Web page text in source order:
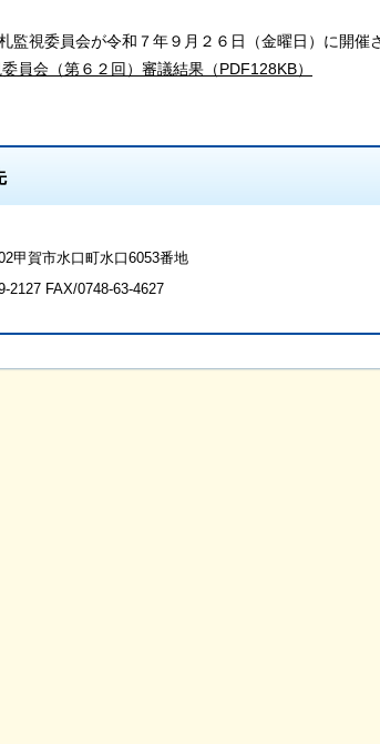
監視委員会が令和７年９月２６日（金曜日）に開催
員会（第６２回）審議結果（PDF128KB）
甲賀市水口町水口6053番地
2127 FAX/0748-63-4627